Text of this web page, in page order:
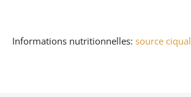
Informations nutritionnelles: source ciqual